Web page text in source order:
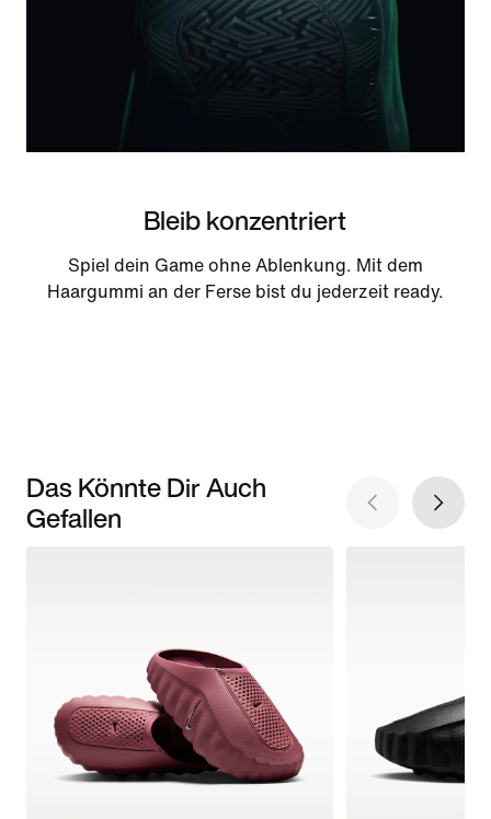
Bleib konzentriert
Spiel dein Game ohne Ablenkung. Mit dem
Haargummi an der Ferse bist du jederzeit ready.
Das Könnte Dir Auch
Gefallen